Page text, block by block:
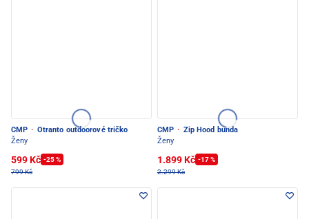
CMP · Otranto outdoorové tričko
Ženy
599 Kč -25 %
799 Kč
CMP · Zip Hood bunda
Ženy
1.899 Kč -17 %
2.299 Kč